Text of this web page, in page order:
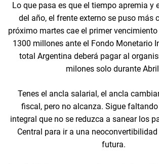
Lo que pasa es que el tiempo apremia y
del año, el frente externo se puso más
próximo martes cae el primer vencimiento
1300 millones ante el Fondo Monetario
total Argentina deberá pagar al
milones solo durante
Tenes el ancla salarial, el ancla
fiscal, pero no alcanza. Sigue
integral que no se reduzca a sanear los
Central para ir a una
futura.